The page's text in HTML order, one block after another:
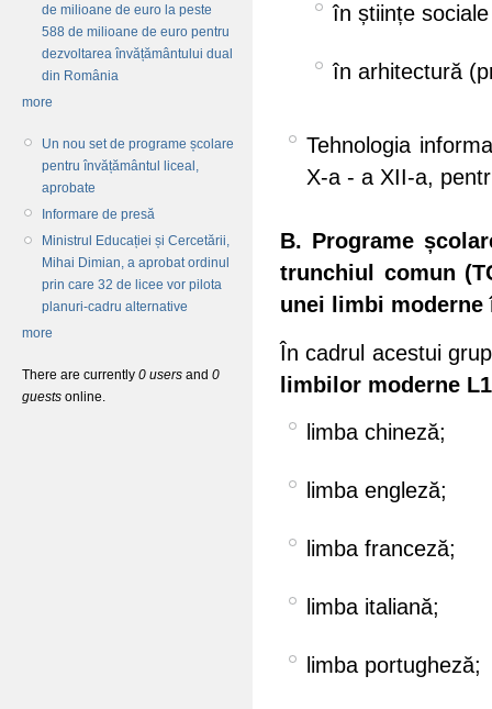
de milioane de euro la peste
588 de milioane de euro pentru
dezvoltarea învățământului dual
din România
more
Un nou set de programe școlare
pentru învățământul liceal,
aprobate
Informare de presă
Ministrul Educației și Cercetării,
Mihai Dimian, a aprobat ordinul
prin care 32 de licee vor pilota
planuri-cadru alternative
more
There are currently 0 users and 0
guests online.
în științe
în arhitectură
Tehnologia
X-a - a XII-a,
B. Programe
trunchiul comun
unei limbi
În cadrul acestui
limbilor moderne
limba chineză;
limba engleză;
limba franceză;
limba italiană;
limba portugheză;